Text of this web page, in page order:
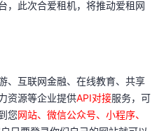
，此次合爱租机，将推动爱租网
、互联网金融、在线教育、共享
资源等企业提供API对接服务，可
您网站、微信公众号、小程序、